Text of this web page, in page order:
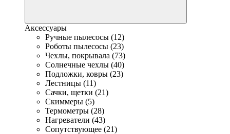
Аксессуары
Ручные пылесосы (12)
Роботы пылесосы (23)
Чехлы, покрывала (73)
Солнечные чехлы (40)
Подложки, ковры (23)
Лестницы (11)
Сачки, щетки (21)
Скиммеры (5)
Термометры (28)
Нагреватели (43)
Сопутствующее (21)